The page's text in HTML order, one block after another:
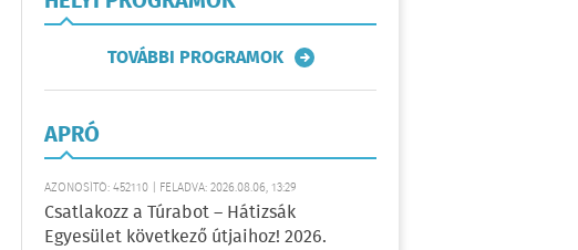
TOVÁBBI PROGRAMOK
APRÓ
AZONOSÍTÓ: 452110 | FELADVA: 2026.08.06, 13:29
Csatlakozz a Túrabot – Hátizsák
Egyesület következő útjaihoz! 2026.